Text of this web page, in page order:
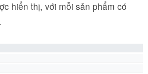
hiển thị, với mỗi sản phẩm có